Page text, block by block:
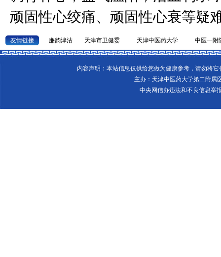
顽固性心绞痛、顽固性心衰等疑
友情链接 廉韵津沽 天津市卫健委 天津中医药大学 中医一附
内容声明：本站信息仅供给您做为健康参考，请勿将
主办：天津中医药大学第二附属
中央网信办违法和不良信息举